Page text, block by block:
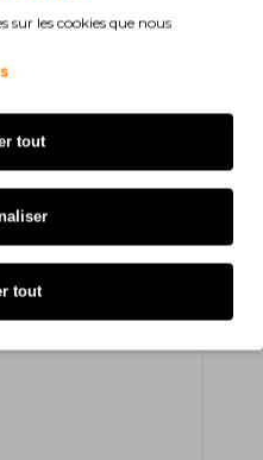
sur les cookies que nous
tout
tout